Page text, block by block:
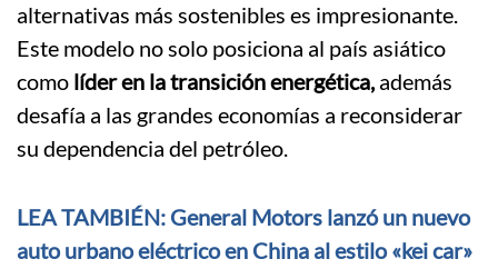
alternativas más sostenibles es impresionante.
Este modelo no solo posiciona al país asiático
como líder en la transición energética,además
desafía a las grandes economías a reconsiderar
su dependencia del petróleo.
LEA TAMBIÉN: General Motors lanzó un nuevo
auto urbano eléctrico en China al estilo «kei car»